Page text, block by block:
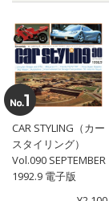
CAR STYLING（カー
スタイリング）
Vol.090 SEPTEMBER
1992.9 電子版